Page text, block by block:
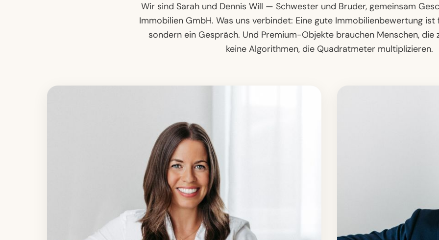
Wir sind Sarah und Dennis Will — Schwester und Bruder, gemeinsam
Immobilien GmbH. Was uns verbindet: Eine gute Immobilienbewertung ist
sondern ein Gespräch. Und Premium-Objekte brauchen Menschen, die
keine Algorithmen, die Quadratmeter multiplizieren.